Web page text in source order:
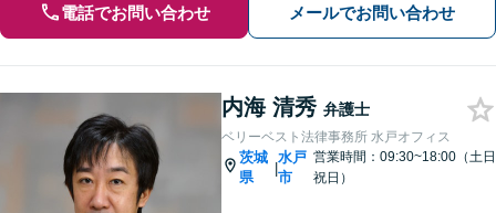
電話でお問い合わせ メールでお問い合わせ
内海 清秀 弁護士
ベリーベスト法律事務所 水戸オフィス
茨城
県
|
水戸
市
営業時間：09:30~18:00（土日
祝日）